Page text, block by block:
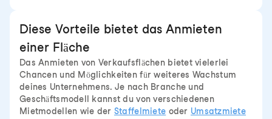
Diese Vorteile bietet das Anmieten
einer Fläche
Das Anmieten von Verkaufsflächen bietet vielerlei
Chancen und Möglichkeiten für weiteres Wachstum
deines Unternehmens. Je nach Branche und
Geschäftsmodell kannst du von verschiedenen
Mietmodellen wie der Staffelmiete oder Umsatzmiete